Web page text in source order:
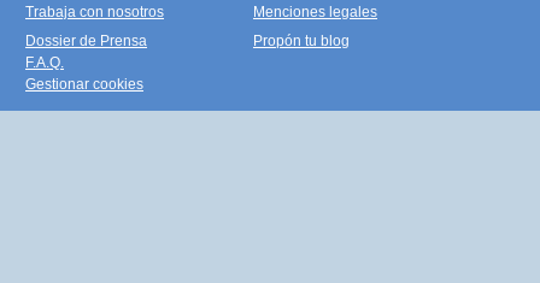
Trabaja con nosotros
Menciones legales
Dossier de Prensa
F.A.Q.
Gestionar cookies
Propón tu blog